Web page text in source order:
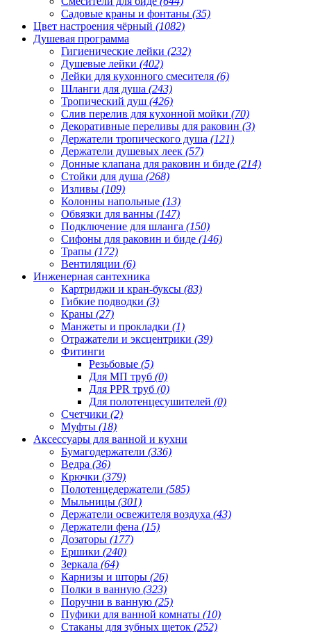
Садовые краны и фонтаны (35)
Цвет настроения чёрный (1082)
Душевая программа
Гигиенические лейки (232)
Душевые лейки (402)
Лейки для кухонного смесителя (6)
Шланги для душа (243)
Тропический душ (426)
Слив перелив для кухонной мойки (70)
Декоративные переливы для раковин (3)
Держатели тропического душа (121)
Держатели душевых леек (57)
Донные клапана для раковин и биде (214)
Стойки для душа (268)
Изливы (109)
Колонны напольные (13)
Обвязки для ванны (147)
Подключение для шланга (150)
Сифоны для раковин и биде (146)
Трапы (172)
Вентиляции (6)
Инженерная сантехника
Картриджи и кран-буксы (83)
Гибкие подводки (3)
Краны (27)
Манжеты и прокладки (1)
Отражатели и эксцентрики (39)
Фитинги
Резьбовые (5)
Для МП труб (0)
Для PPR труб (0)
Для полотенцесушителей (0)
Счетчики (2)
Муфты (18)
Аксессуары для ванной и кухни
Бумагодержатели (336)
Ведра (36)
Крючки (379)
Полотенцедержатели (585)
Мыльницы (301)
Держатели освежителя воздуха (43)
Держатели фена (15)
Дозаторы (177)
Ершики (240)
Зеркала (64)
Карнизы и шторы (26)
Полки в ванную (323)
Поручни в ванную (25)
Пуфики для ванной комнаты (10)
Стаканы для зубных щеток (252)